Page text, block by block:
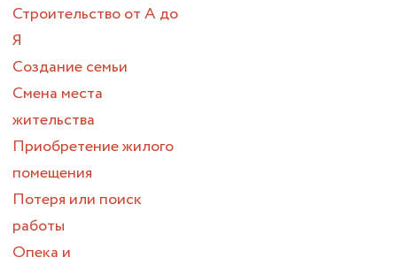
Строительство от А до
Я
Создание семьи
Смена места
жительства
Приобретение жилого
помещения
Потеря или поиск
работы
Опека и